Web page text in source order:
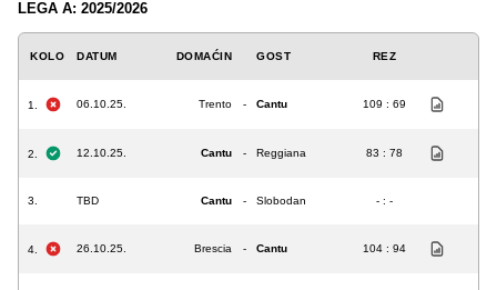
LEGA A: 2025/2026
KOLO DATUM DOMAĆIN GOST REZ
1. 06.10.25. Trento - Cantu 109 : 69
2. 12.10.25. Cantu - Reggiana 83 : 78
3. TBD Cantu - Slobodan - : -
4. 26.10.25. Brescia - Cantu 104 : 94